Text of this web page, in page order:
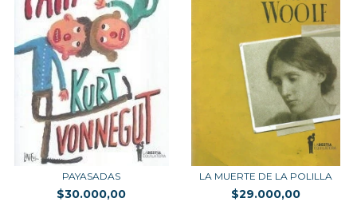
PAYASADAS
$30.000,00
LA MUERTE DE LA POLILLA
$29.000,00